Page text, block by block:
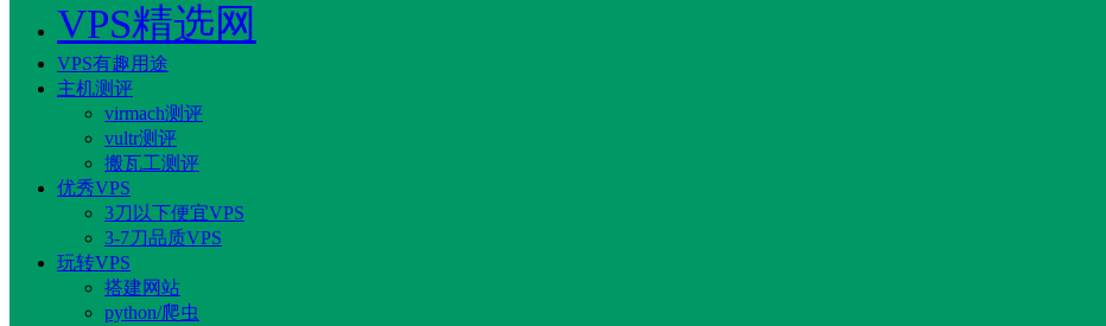
VPS精选网
VPS有趣用途
主机测评
virmach测评
vultr测评
搬瓦工测评
优秀VPS
3刀以下便宜VPS
3-7刀品质VPS
玩转VPS
搭建网站
python/爬虫